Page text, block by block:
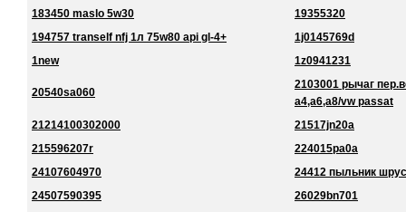
183450 maslo 5w30
19355320
194757 tranself nfj 1л 75w80 api gl-4+
1j0145769d
1new
1z0941231
20540sa060
2103001 рычаг
a4,a6,a8/vw passat
21214100302000
21517jn20a
215596207r
224015pa0a
24107604970
24412 пыльник
24507590395
26029bn701